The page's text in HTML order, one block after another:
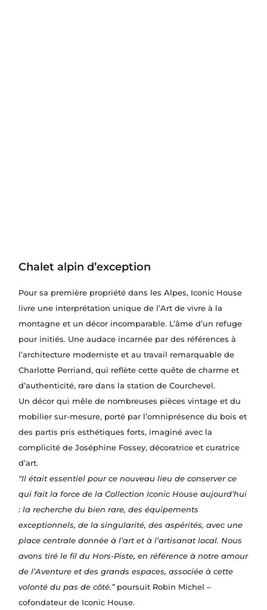
Chalet alpin d’exception
Pour sa première propriété dans les Alpes, Iconic House
livre une interprétation unique de l’Art de vivre à la
montagne et un décor incomparable. L’âme d’un refuge
pour initiés. Une audace incarnée par des références à
l’architecture moderniste et au travail remarquable de
Charlotte Perriand, qui reflète cette quête de charme et
d’authenticité, rare dans la station de Courchevel.
Un décor qui mêle de nombreuses pièces vintage et du
mobilier sur-mesure, porté par l’omniprésence du bois et
des partis pris esthétiques forts, imaginé avec la
complicité de Joséphine Fossey, décoratrice et curatrice
d’art.
“Il était essentiel pour ce nouveau lieu de conserver ce
qui fait la force de la Collection Iconic House aujourd’hui
: la recherche du bien rare, des équipements
exceptionnels, de la singularité, des aspérités, avec une
place centrale donnée à l’art et à l’artisanat local. Nous
avons tiré le fil du Hors-Piste, en référence à notre amour
de l’Aventure et des grands espaces, associée à cette
volonté du pas de côté.”poursuit Robin Michel –
cofondateur de Iconic House.